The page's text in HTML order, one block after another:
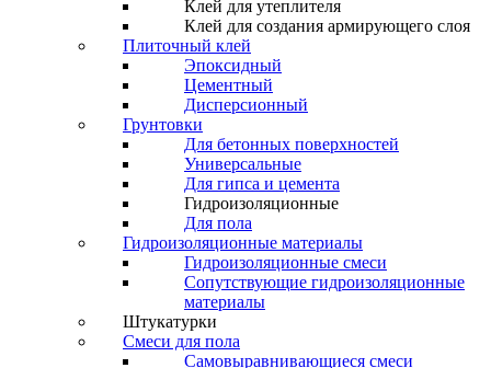
Клей для утеплителя
Клей для создания армирующего слоя
Плиточный клей
Эпоксидный
Цементный
Дисперсионный
Грунтовки
Для бетонных поверхностей
Универсальные
Для гипса и цемента
Гидроизоляционные
Для пола
Гидроизоляционные материалы
Гидроизоляционные смеси
Сопутствующие гидроизоляционные
материалы
Штукатурки
Смеси для пола
Самовыравнивающиеся смеси